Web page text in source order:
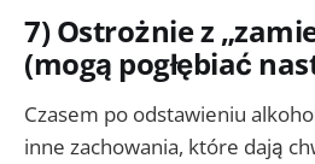
7) Ostrożnie z
(mogą pogłębiać
Czasem po odstawieniu
inne zachowania, które dają